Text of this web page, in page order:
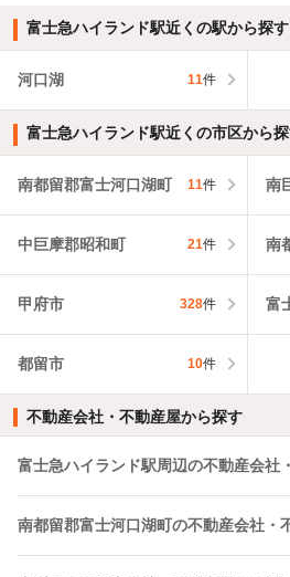
富士急ハイランド駅近くの駅から探す
河口湖 11件
富士急ハイランド駅近くの市区から
南都留郡富士河口湖町 11件 南
中巨摩郡昭和町 21件 南
甲府市 328件 富
都留市 10件
不動産会社・不動産屋から探す
富士急ハイランド駅周辺の不動産会社
南都留郡富士河口湖町の不動産会社・